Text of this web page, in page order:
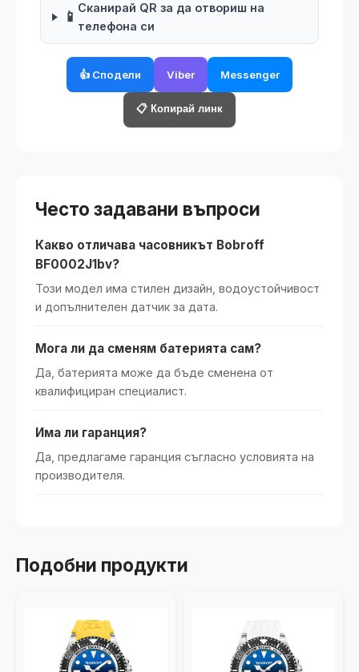
📱
Сканирай QR за да отвориш на
телефона си
👍 Сподели Viber Messenger
📋 Копирай линк
Често задавани въпроси
Какво отличава часовникът Bobroff
BF0002J1bv?
Този модел има стилен дизайн, водоустойчивост
и допълнителен датчик за дата.
Мога ли да сменям батерията сам?
Да, батерията може да бъде сменена от
квалифициран специалист.
Има ли гаранция?
Да, предлагаме гаранция съгласно условията на
производителя.
Подобни продукти